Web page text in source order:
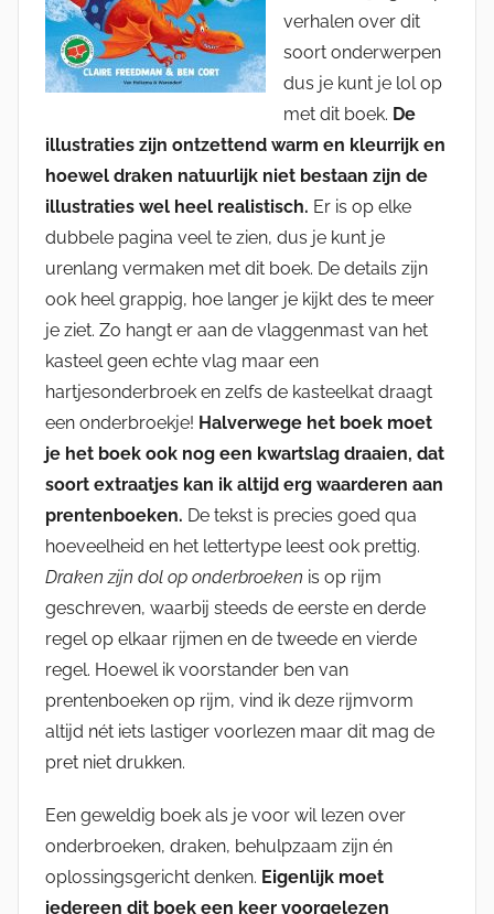
verhalen over dit
soort onderwerpen
dus je kunt je lol op
met dit boek. De
illustraties zijn ontzettend warm en kleurrijk en
hoewel draken natuurlijk niet bestaan zijn de
illustraties wel heel realistisch. Er is op elke
dubbele pagina veel te zien, dus je kunt je
urenlang vermaken met dit boek. De details zijn
ook heel grappig, hoe langer je kijkt des te meer
je ziet. Zo hangt er aan de vlaggenmast van het
kasteel geen echte vlag maar een
hartjesonderbroek en zelfs de kasteelkat draagt
een onderbroekje! Halverwege het boek moet
je het boek ook nog een kwartslag draaien, dat
soort extraatjes kan ik altijd erg waarderen aan
prentenboeken. De tekst is precies goed qua
hoeveelheid en het lettertype leest ook prettig.
Draken zijn dol op onderbroeken is op rijm
geschreven, waarbij steeds de eerste en derde
regel op elkaar rijmen en de tweede en vierde
regel. Hoewel ik voorstander ben van
prentenboeken op rijm, vind ik deze rijmvorm
altijd nét iets lastiger voorlezen maar dit mag de
pret niet drukken.
Een geweldig boek als je voor wil lezen over
onderbroeken, draken, behulpzaam zijn én
oplossingsgericht denken. Eigenlijk moet
iedereen dit boek een keer voorgelezen